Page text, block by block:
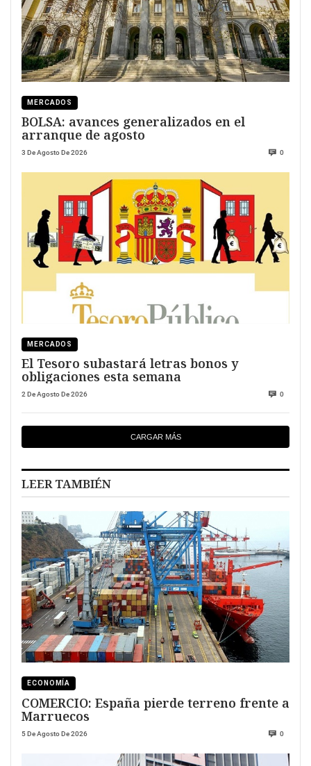
MERCADOS
BOLSA: avances generalizados en el
arranque de agosto
3 De Agosto De 2026 0
MERCADOS
El Tesoro subastará letras bonos y
obligaciones esta semana
2 De Agosto De 2026 0
CARGAR MÁS
LEER TAMBIÉN
ECONOMÍA
COMERCIO: España pierde terreno frente a
Marruecos
5 De Agosto De 2026 0